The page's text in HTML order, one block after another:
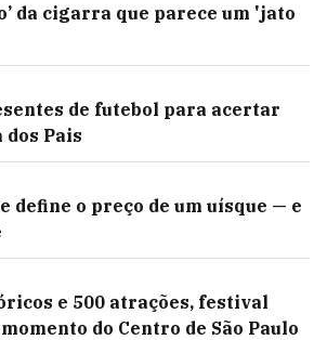
da cigarra que parece um 'jato
de futebol para acertar
dos Pais
define o preço de um uísque — e
e 500 atrações, festival
do Centro de São Paulo